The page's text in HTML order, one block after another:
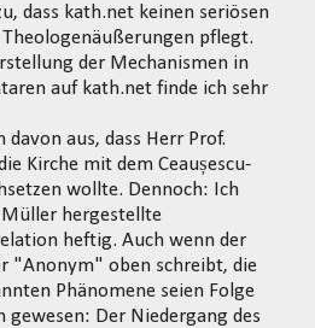
dass kath.net keinen seriösen
pflegt.
der Mechanismen in
auf kath.net finde ich sehr
davon aus, dass Herr Prof.
Kirche mit dem Ceaușescu-
wollte. Dennoch: Ich
hergestellte
heftig. Auch wenn der
"Anonym" oben schreibt, die
Phänomene seien Folge
gewesen: Der Niedergang des